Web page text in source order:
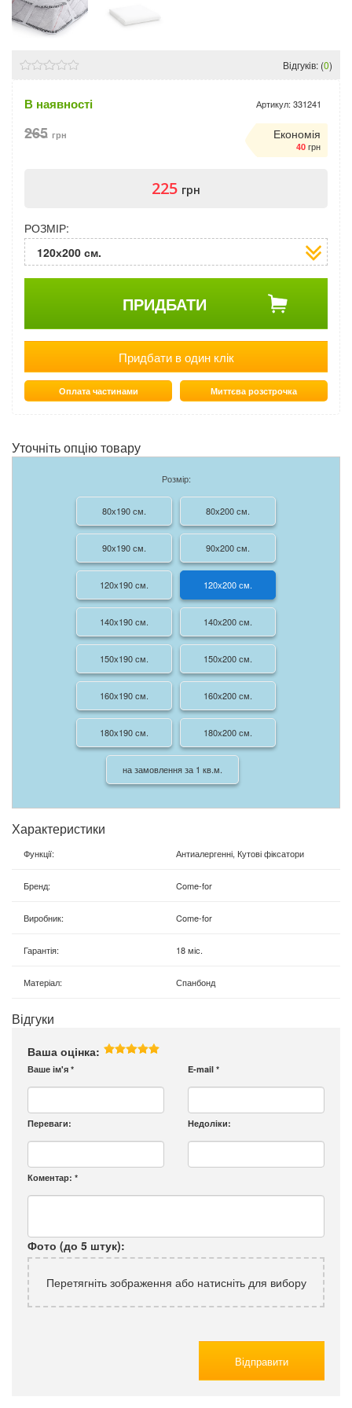
Відгуків: (0)
В наявності Артикул: 331241
265 грн Економія
40 грн
225 грн
РОЗМІР:
120х200 см.
ПРИДБАТИ
Придбати в один клік
Оплата частинами Миттєва розстрочка
Уточніть опцію товару
Розмір:
80х190 см. 80х200 см.
90х190 см. 90х200 см.
120х190 см. 120х200 см.
140х190 см. 140х200 см.
150х190 см. 150х200 см.
160х190 см. 160х200 см.
180х190 см. 180х200 см.
на замовлення за 1 кв.м.
Характеристики
Функції: Антиалергенні, Кутові фіксатори
Бренд: Come-for
Виробник: Come-for
Гарантія: 18 міс.
Матеріал: Спанбонд
Відгуки
Ваша оцінка:
Ваше ім'я * E-mail *
Переваги: Недоліки:
Коментар: *
Фото (до 5 штук):
Перетягніть зображення або натисніть для вибору
Відправити